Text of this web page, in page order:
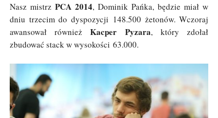
Nasz mistrz PCA 2014, Dominik Pańka, będzie miał w
dniu trzecim do dyspozycji 148.500 żetonów. Wczoraj
awansował równieżKacper Pyzara, który zdołał
zbudować stack w wysokości 63.000.